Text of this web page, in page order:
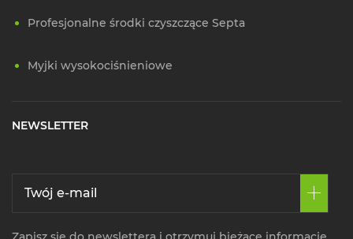
Profesjonalne środki czyszczące Septa
Myjki wysokociśnieniowe
NEWSLETTER